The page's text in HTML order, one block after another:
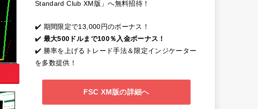
Standard Club XM版」へ無料招待！
✔️ 期間限定で13,000円のボーナス！
✔️ 最大500ドルまで100％入金ボーナス！
✔️ 勝率を上げるトレード手法＆限定インジケーター
を多数提供！
FSC XM版の詳細へ